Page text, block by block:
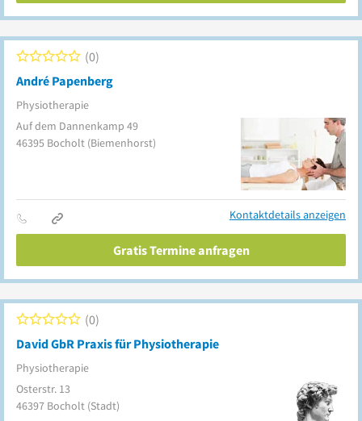
André Papenberg
Physiotherapie
0
Auf dem Dannenkamp 49
46395 Bocholt (Biemenhorst)
Kontaktdetails anzeigen
Gratis Termine anfragen
David GbR Praxis für Physiotherapie
Physiotherapie
0
Osterstr. 13
46397 Bocholt (Stadt)